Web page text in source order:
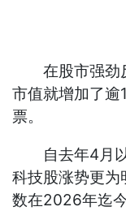
在股市强劲
市值就增加了
票。
自去年4月以
科技股涨势更
数在2026年迄